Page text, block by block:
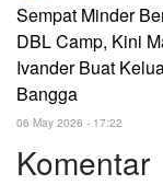
Sempat Minder
DBL Camp, Kini
Ivander Buat
Bangga
06 May 2026 - 17:22
Komentar